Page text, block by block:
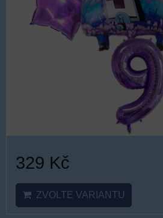
329 Kč
ZVOLTE VARIANTU